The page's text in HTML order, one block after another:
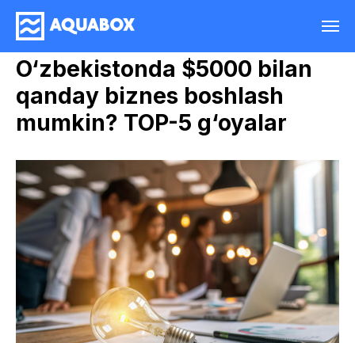
O‘zbekistonda $5000 bilan
qanday biznes boshlash
mumkin? TOP-5 g‘oyalar